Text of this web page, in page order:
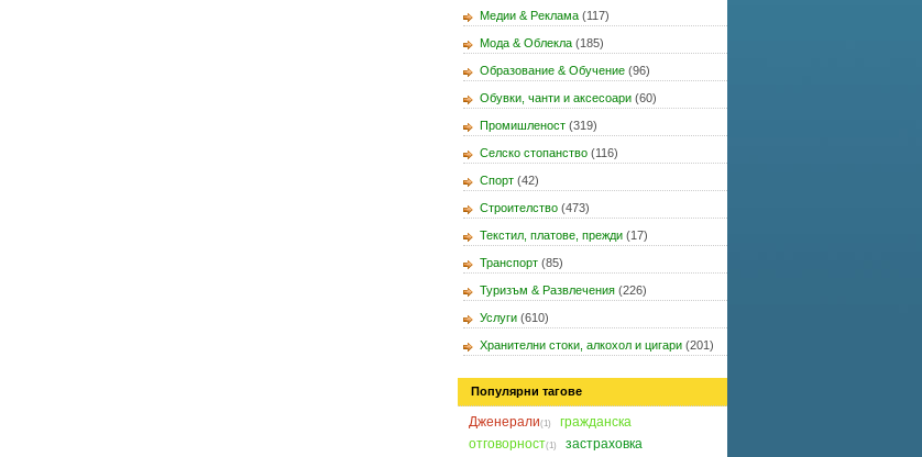
Медии & Реклама (117)
Мода & Облекла (185)
Образование & Обучение (96)
Обувки, чанти и аксесоари (60)
Промишленост (319)
Селско стопанство (116)
Спорт (42)
Строителство (473)
Текстил, платове, прежди (17)
Транспорт (85)
Туризъм & Развлечения (226)
Услуги (610)
Хранителни стоки, алкохол и цигари (201)
Популярни тагове
Дженерали(1)
гражданска
отговорност(1)
застраховка